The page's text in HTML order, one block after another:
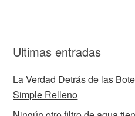
Ultimas entradas
La Verdad Detrás de las
Simple Relleno